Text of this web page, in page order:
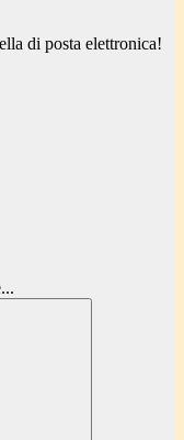
di posta elettronica!